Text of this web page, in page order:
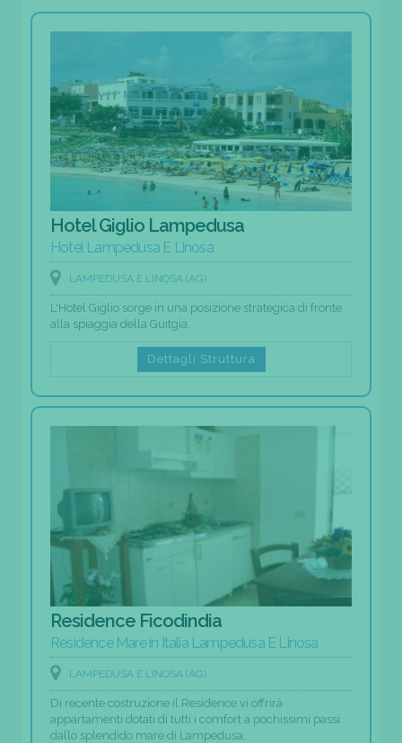
Hotel Giglio Lampedusa
Hotel Lampedusa E Linosa
LAMPEDUSA E LINOSA (AG)
L'Hotel Giglio sorge in una posizione strategica di fronte
alla spiaggia della Guitgia.
Dettagli Struttura
Residence Ficodindia
Residence Mare in Italia Lampedusa E Linosa
LAMPEDUSA E LINOSA (AG)
Di recente costruzione il Residence vi offrirà
appartamenti dotati di tutti i comfort a pochissimi passi
dallo splendido mare di Lampedusa.